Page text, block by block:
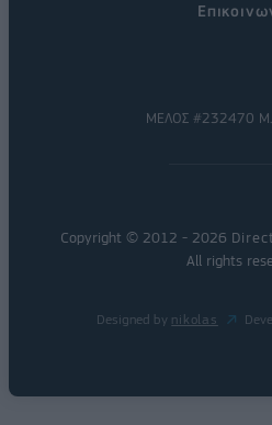
ΜΕΛΟΣ #232470
Copyright © 2012 - 2026
All rights
Designed by nikolas